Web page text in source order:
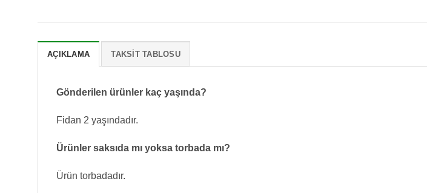
AÇIKLAMA TAKSIT TABLOSU
Gönderilen ürünler kaç yaşında?
Fidan 2 yaşındadır.
Ürünler saksıda mı yoksa torbada mı?
Ürün torbadadır.